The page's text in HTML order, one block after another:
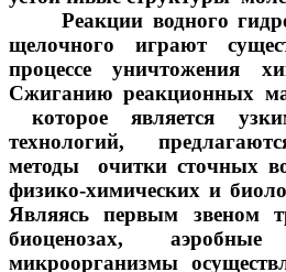
Реакции водного
щелочного играют
процессе уничтожения
Сжиганию реакционных
которое является
технологий,
методы очитки сточных
физико-химических и
Являясь первым звеном
биоценозах,
микроорганизмы